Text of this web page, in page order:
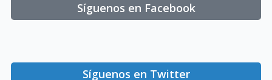
Síguenos en Facebook
Síguenos en Twitter